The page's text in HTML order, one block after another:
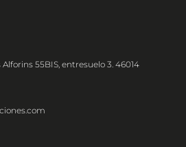
55BIS, entresuelo 3. 46014